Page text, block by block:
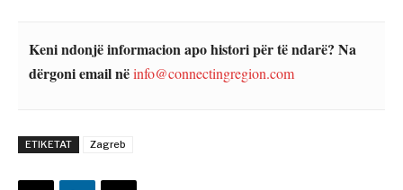
Western
Balkans
Keni ndonjë informacion apo histori për të ndarë? Na
dërgoni email nëinfo@connectingregion.com
ETIKETAT Zagreb